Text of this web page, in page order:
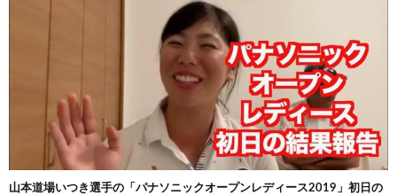
山本道場いつき選手の「パナソニックオープンレディース2019」初日の